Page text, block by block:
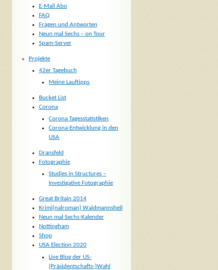
E-Mail Abo
FAQ
Fragen und Antworten
Neun mal Sechs – on Tour
Spam-Server
Projekte
42er Tagebuch
Meine Lauftipps
Bucket List
Corona
Corona Tagesstatistiken
Corona-Entwicklung in den
USA
Dransfeld
Fotographie
Studies in Structures –
Investigative Fotographie
Great Britain 2014
Krimi(nalroman) Waidmannsheil
Neun mal Sechs-Kalender
Nottingham
Shop
USA Election 2020
Live Blog der US-
(Präsidentschafts-)Wahl